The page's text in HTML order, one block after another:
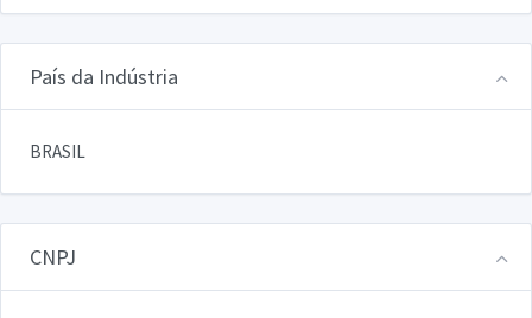
País da Indústria
BRASIL
CNPJ